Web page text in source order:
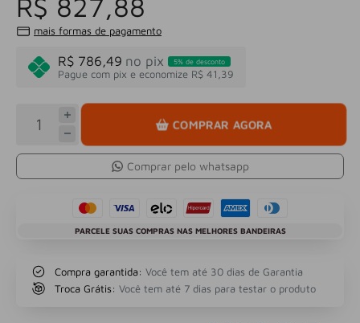
mais formas de pagamento
R$ 786,49 no pix 5% de desconto
Pague com pix e economize R$ 41,39
COMPRAR AGORA
Comprar pelo whatsapp
PARCELE SUAS COMPRAS NAS MELHORES BANDEIRAS
Compra garantida: Você tem até 30 dias de Garantia
Troca Grátis: Você tem até 7 dias para testar o produto